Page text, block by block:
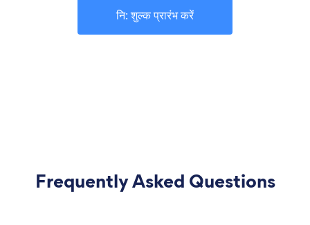
नि: शुल्क प्रारंभ करें
Frequently Asked Questions